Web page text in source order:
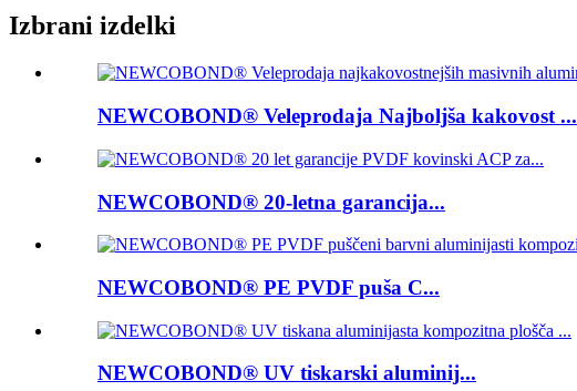
Izbrani izdelki
NEWCOBOND® Veleprodaja Najboljša kakovost ...
NEWCOBOND® 20-letna garancija...
NEWCOBOND® PE PVDF puša C...
NEWCOBOND® UV tiskarski aluminij...